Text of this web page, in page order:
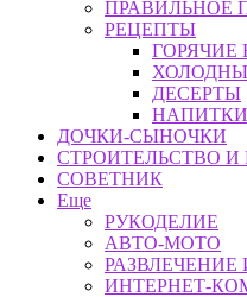
ПРАВИЛЬНОЕ
РЕЦЕПТЫ
ГОРЯЧИЕ
ДЕСЕРТЫ
НАПИТКИ
ДОЧКИ-СЫНОЧКИ
СТРОИТЕЛЬСТВО И
СОВЕТНИК
Еще
РУКОДЕЛИЕ
АВТО-МОТО
РАЗВЛЕЧЕНИЕ
ИНТЕРНЕТ-